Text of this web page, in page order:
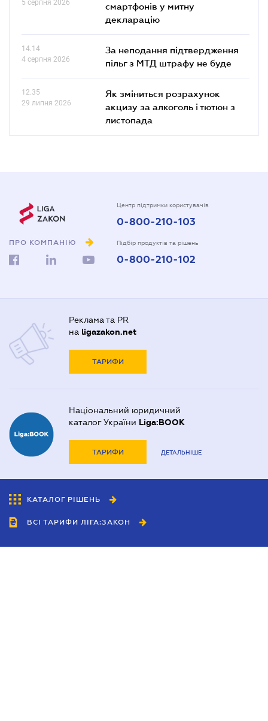
5 серпня 2026
смартфонів у митну
декларацію
14.14
4 серпня 2026
За неподання підтвердження
пільг з МТД штрафу не буде
12.35
29 липня 2026
Як зміниться розрахунок
акцизу за алкоголь і тютюн з
листопада
ПРО КОМПАНІЮ
Центр підтримки користувачів
0-800-210-103
Підбір продуктів та рішень
0-800-210-102
Реклама та PR
на ligazakon.net
ТАРИФИ
Національний юридичний
каталог України Liga:BOOK
ТАРИФИ ДЕТАЛЬНІШЕ
КАТАЛОГ РІШЕНЬ
ВСІ ТАРИФИ ЛІГА:ЗАКОН